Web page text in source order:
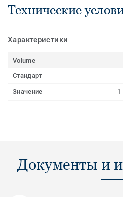
Технические
Характеристики
Volume
Стандарт
-
Значение 1
Документы и